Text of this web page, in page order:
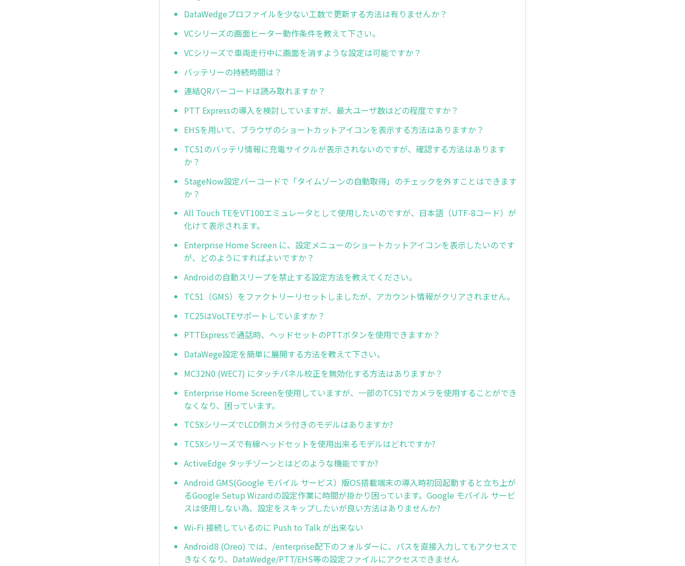
DataWedgeプロファイルを少ない工数で更新する方法は有りませんか？
VCシリーズの画面ヒーター動作条件を教えて下さい。
VCシリーズで車両走行中に画面を消すような設定は可能ですか？
バッテリーの持続時間は？
連結QRバーコードは読み取れますか？
PTT Expressの導入を検討していますが、最大ユーザ数はどの程度ですか？
EHSを用いて、ブラウザのショートカットアイコンを表示する方法はありますか？
TC51のバッテリ情報に充電サイクルが表示されないのですが、確認する方法はあります
か？
StageNow設定バーコードで「タイムゾーンの自動取得」のチェックを外すことはできます
か？
All Touch TEをVT100エミュレータとして使用したいのですが、日本語（UTF-8コード）が
化けて表示されます。
Enterprise Home Screen に、設定メニューのショートカットアイコンを表示したいのです
が、どのようにすればよいですか？
Androidの自動スリープを禁止する設定方法を教えてください。
TC51（GMS）をファクトリーリセットしましたが、アカウント情報がクリアされません。
TC25はVoLTEサポートしていますか？
PTTExpressで通話時、ヘッドセットのPTTボタンを使用できますか？
DataWege設定を簡単に展開する方法を教えて下さい。
MC32N0 (WEC7) にタッチパネル校正を無効化する方法はありますか？
Enterprise Home Screenを使用していますが、一部のTC51でカメラを使用することができ
なくなり、困っています。
TC5XシリーズでLCD側カメラ付きのモデルはありますか?
TC5Xシリーズで有線ヘッドセットを使用出来るモデルはどれですか?
ActiveEdge タッチゾーンとはどのような機能ですか?
Android GMS(Google モバイル サービス）版OS搭載端末の導入時初回起動すると立ち上が
るGoogle Setup Wizardの設定作業に時間が掛かり困っています。Google モバイル サービ
スは使用しない為、設定をスキップしたいが良い方法はありませんか?
Wi-Fi 接続しているのに Push to Talk が出来ない
Android8 (Oreo) では、/enterprise配下のフォルダーに、パスを直接入力してもアクセスで
きなくなり、DataWedge/PTT/EHS等の設定ファイルにアクセスできません